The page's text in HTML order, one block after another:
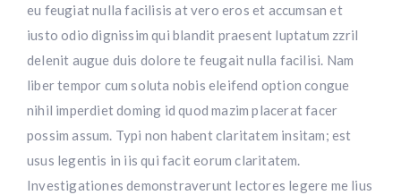
eu feugiat nulla facilisis at vero eros et accumsan et
iusto odio dignissim qui blandit praesent luptatum zzril
delenit augue duis dolore te feugait nulla facilisi. Nam
liber tempor cum soluta nobis eleifend option congue
nihil imperdiet doming id quod mazim placerat facer
possim assum. Typi non habent claritatem insitam; est
usus legentis in iis qui facit eorum claritatem.
Investigationes demonstraverunt lectores legere me lius